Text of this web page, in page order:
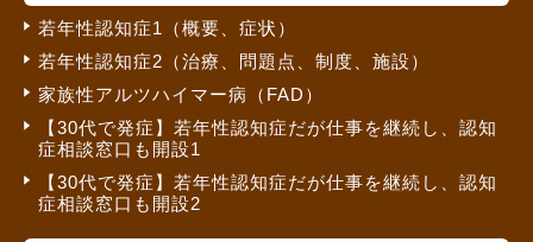
若年性認知症1（概要、症状）
若年性認知症2（治療、問題点、制度、施設）
家族性アルツハイマー病（FAD）
【30代で発症】若年性認知症だが仕事を継続し、認知
症相談窓口も開設1
【30代で発症】若年性認知症だが仕事を継続し、認知
症相談窓口も開設2